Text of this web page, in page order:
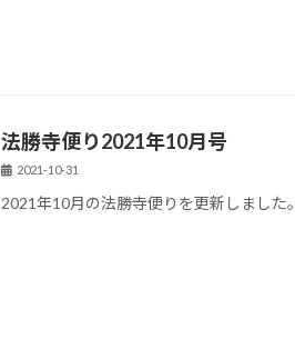
法勝寺便り2021年10月号
2021-10-31
2021年10月の法勝寺便りを更新しました。